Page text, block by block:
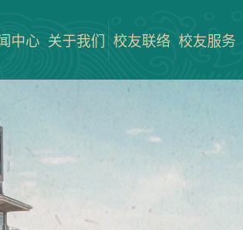
中心 关于我们 校友联络 校友服务